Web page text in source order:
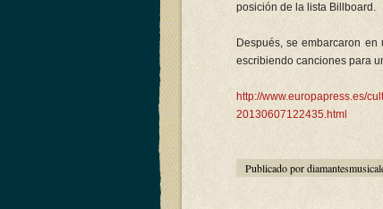
posición de la lista Billboard.
Después, se embarcaron
escribiendo canciones para
http://www.europapress.es/
20130607122435.html
Publicado por